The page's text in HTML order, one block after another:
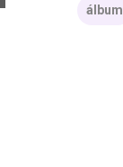
álbum